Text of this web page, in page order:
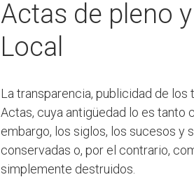
Actas de pleno
Local
La transparencia, publicidad de
Actas, cuya antigüedad lo es tanto
embargo, los siglos, los sucesos y
conservadas o, por el contrario,
simplemente destruidos.